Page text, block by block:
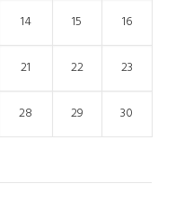
14 15 16
21 22 23
28 29 30